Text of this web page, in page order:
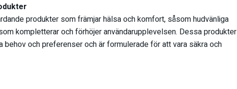
produkter som främjar hälsa och komfort, såsom hudvänliga
kompletterar och förhöjer användarupplevelsen. Dessa produkter
behov och preferenser och är formulerade för att vara säkra och